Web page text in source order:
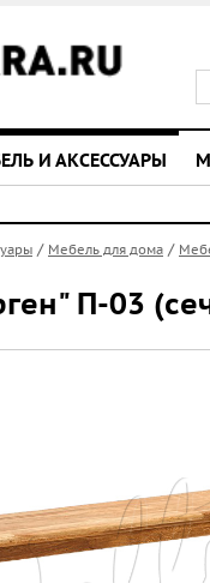
И АКСЕССУАРЫ
/ Мебель для дома /
П-03